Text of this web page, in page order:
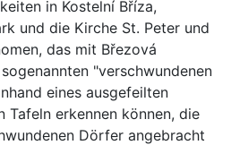
in Kostelní Bříza,
und die Kirche St. Peter und
das mit Březová
"verschwundenen
eines ausgefeilten
Tafeln erkennen können, die
Dörfer angebracht